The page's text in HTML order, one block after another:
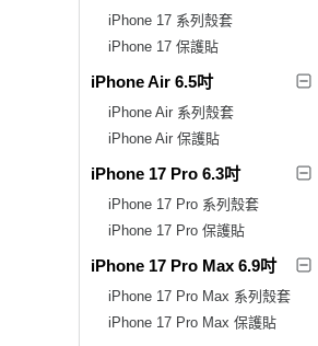
iPhone 17 系列殼套
iPhone 17 保護貼
iPhone Air 6.5吋
iPhone Air 系列殼套
iPhone Air 保護貼
iPhone 17 Pro 6.3吋
iPhone 17 Pro 系列殼套
iPhone 17 Pro 保護貼
iPhone 17 Pro Max 6.9吋
iPhone 17 Pro Max 系列殼套
iPhone 17 Pro Max 保護貼